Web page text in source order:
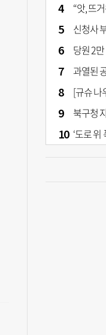
“앗, 뜨거워”
신청사 부산 동구 확정
당원 2만 명
과열된 공방에
[규슈 나우] 조선
북구청 자체
‘도로 위 폭탄’